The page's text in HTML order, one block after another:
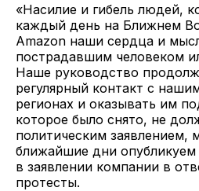
«Насилие и гибель людей,
каждый день на Ближнем
Amazon наши сердца и
пострадавшим человеком
Наше руководство
регулярный контакт с
регионах и оказывать им
которое было снято, не
политическим заявлением,
ближайшие дни опубликуем
в заявлении компании в
протесты.